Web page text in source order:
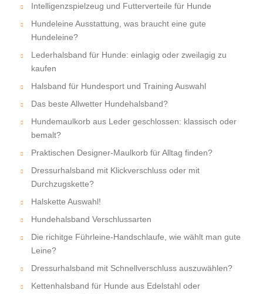
Intelligenzspielzeug und Futterverteile für Hunde
Hundeleine Ausstattung, was braucht eine gute
Hundeleine?
Lederhalsband für Hunde: einlagig oder zweilagig zu
kaufen
Halsband für Hundesport und Training Auswahl
Das beste Allwetter Hundehalsband?
Hundemaulkorb aus Leder geschlossen: klassisch oder
bemalt?
Praktischen Designer-Maulkorb für Alltag finden?
Dressurhalsband mit Klickverschluss oder mit
Durchzugskette?
Halskette Auswahl!
Hundehalsband Verschlussarten
Die richitge Führleine-Handschlaufe, wie wählt man gute
Leine?
Dressurhalsband mit Schnellverschluss auszuwählen?
Kettenhalsband für Hunde aus Edelstahl oder